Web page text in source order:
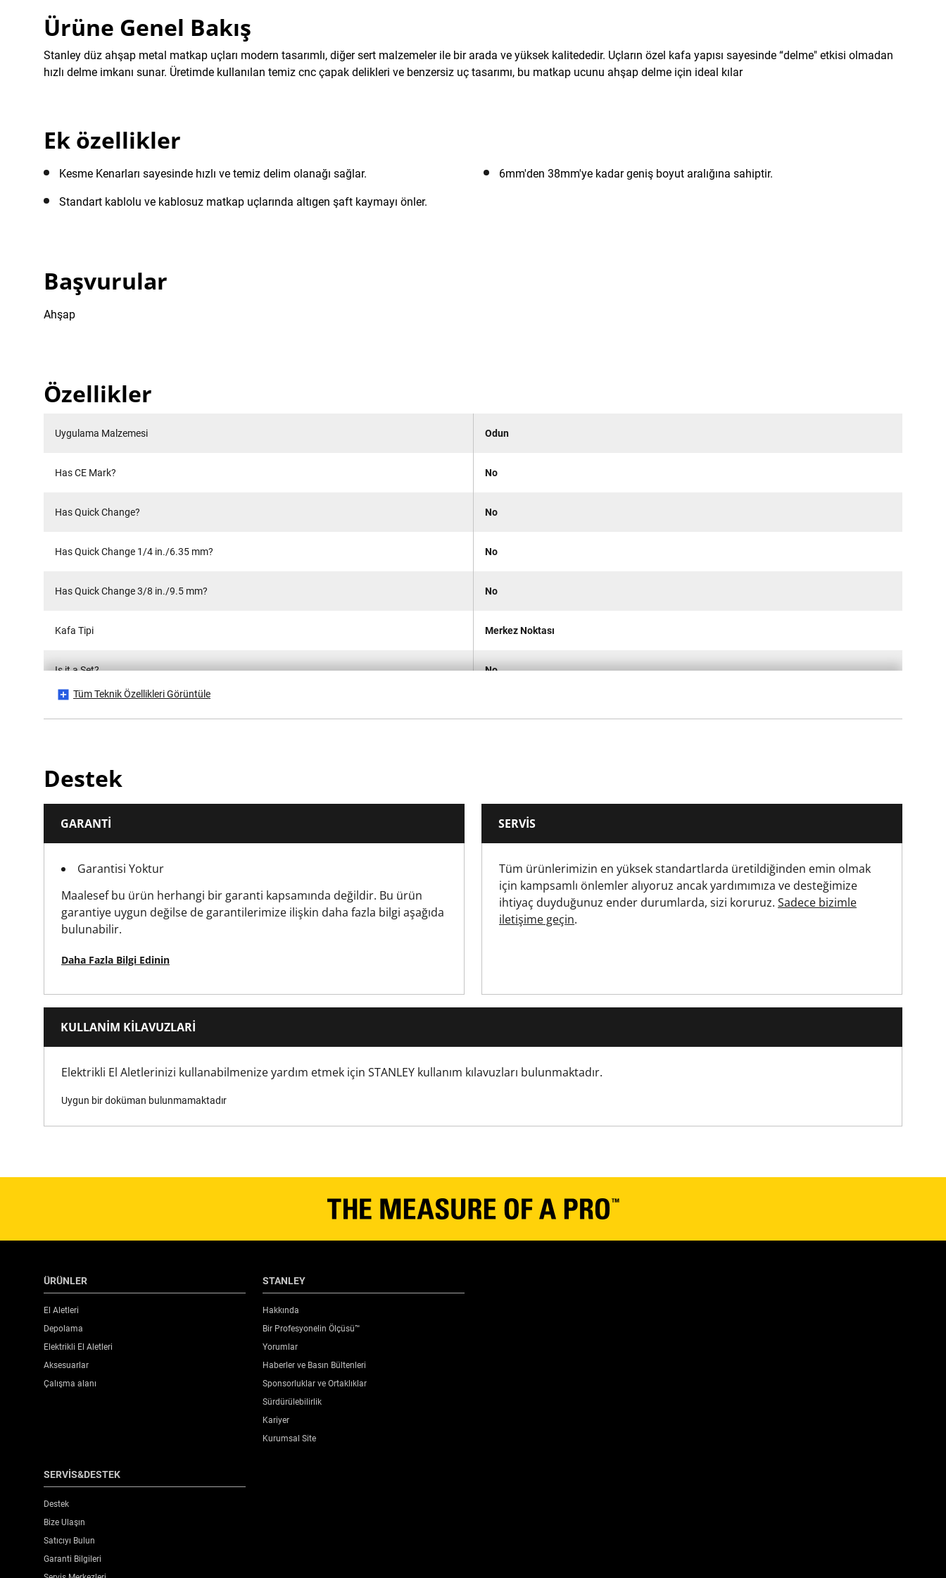
Ürüne Genel Bakış
Stanley düz ahşap metal matkap uçları modern tasarımlı, diğer sert malzemeler ile bir arada ve yüksek kalitededir. Uçların özel kafa yapısı sayesinde “delme" etkisi olmadan
hızlı delme imkanı sunar. Üretimde kullanılan temiz cnc çapak delikleri ve benzersiz uç tasarımı, bu matkap ucunu ahşap delme için ideal kılar
Ek özellikler
Kesme Kenarları sayesinde hızlı ve temiz delim olanağı sağlar.
Standart kablolu ve kablosuz matkap uçlarında altıgen şaft kaymayı önler.
6mm'den 38mm'ye kadar geniş boyut aralığına sahiptir.
Başvurular
Ahşap
Özellikler
Uygulama Malzemesi Odun
Has CE Mark? No
Has Quick Change? No
Has Quick Change 1/4 in./6.35 mm? No
Has Quick Change 3/8 in./9.5 mm? No
Kafa Tipi Merkez Noktası
Is it a Set? No
Ambalaj
Product Diameter [mm]
Ürün Uzunluğu [mm] 152
Shank / Connection Altıgen
Tüm Teknik Özellikleri Görüntüle
Destek
GARANTI
Garantisi Yoktur
Maalesef bu ürün herhangi bir garanti kapsamında değildir. Bu ürün
garantiye uygun değilse de garantilerimize ilişkin daha fazla bilgi aşağıda
bulunabilir.
Daha Fazla Bilgi Edinin
SERVIS
Tüm ürünlerimizin en yüksek standartlarda üretildiğinden emin olmak
için kampsamlı önlemler alıyoruz ancak yardımımıza ve desteğimize
ihtiyaç duyduğunuz ender durumlarda, sizi koruruz. Sadece bizimle
iletişime geçin.
KULLANIM KILAVUZLARI
Elektrikli El Aletlerinizi kullanabilmenize yardım etmek için STANLEY kullanım kılavuzları bulunmaktadır.
Uygun bir doküman bulunmamaktadır
ÜRÜNLER
El Aletleri
Depolama
Elektrikli El Aletleri
Aksesuarlar
Çalışma alanı
STANLEY
Hakkında
Bir Profesyonelin Ölçüsü™
Yorumlar
Haberler ve Basın Bültenleri
Sponsorluklar ve Ortaklıklar
Sürdürülebilirlik
Kariyer
Kurumsal Site
SERVİS&DESTEK
Destek
Bize Ulaşın
Satıcıyı Bulun
Garanti Bilgileri